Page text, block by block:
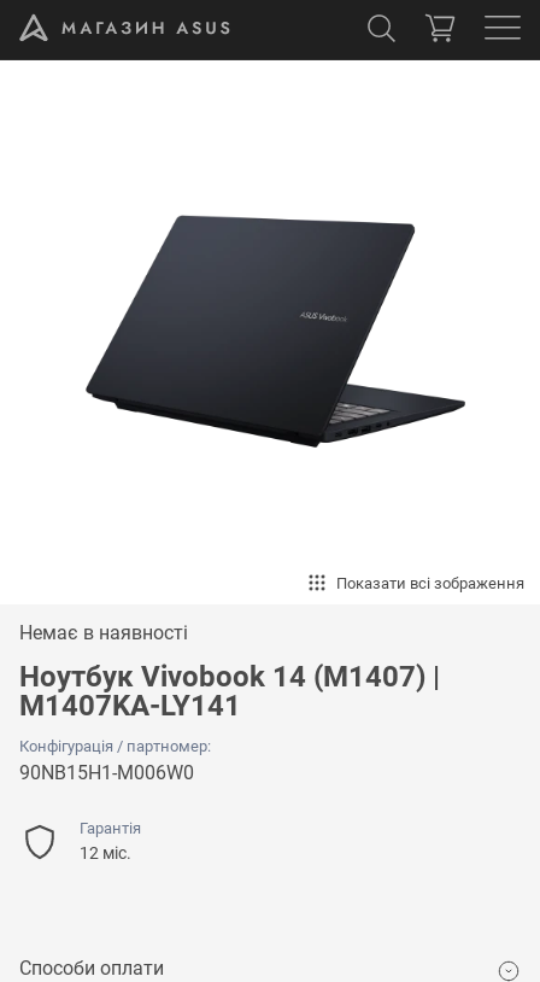
Показати всі зображення
Немає в наявності
Ноутбук Vivobook 14 (M1407) |
M1407KA-LY141
Конфігурація / партномер:
90NB15H1-M006W0
Гарантія
12 міс.
Способи оплати